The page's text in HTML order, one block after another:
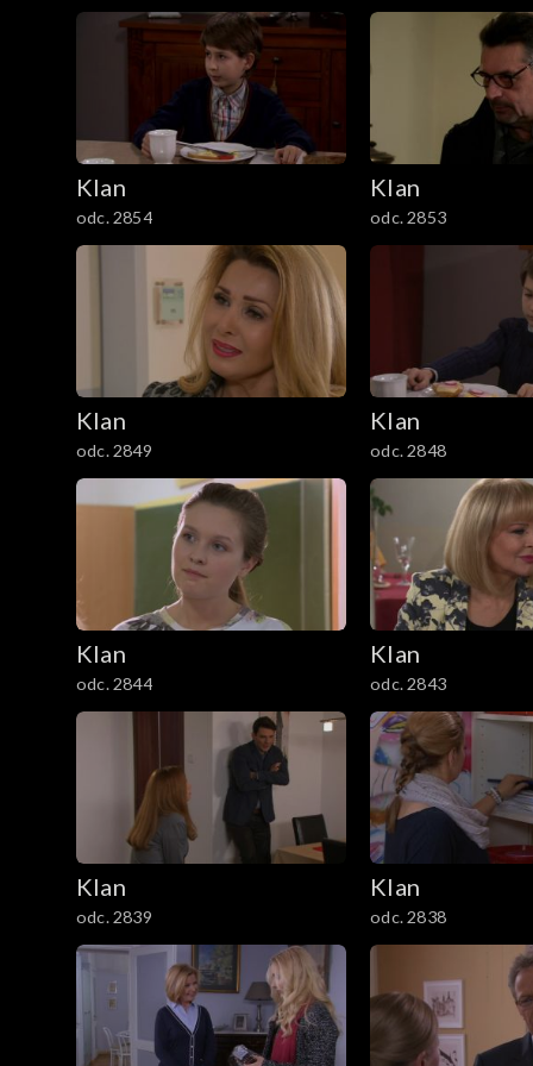
1101–1200
1001–1100
901–1000
801–900
701–800
601–700
501–600
401–500
301–400
201–300
101–200
1–100
Klan
odc. 2854
Klan
odc. 2853
Klan
odc. 2849
Klan
odc. 2848
Klan
odc. 2844
Klan
odc. 2843
Klan
odc. 2839
Klan
odc. 2838